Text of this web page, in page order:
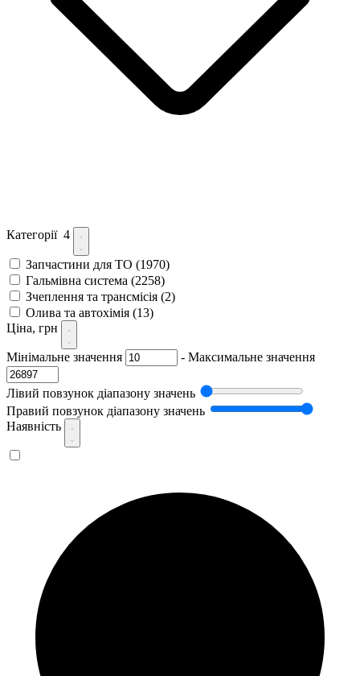
Категорії 4
Запчастини для ТО (1970)
Гальмівна система (2258)
Зчеплення та трансмісія (2)
Олива та автохімія (13)
Ціна, грн
Мінімальне значення - Максимальне значення
Лівий повзунок діапазону значень
Правий повзунок діапазону значень
Наявність